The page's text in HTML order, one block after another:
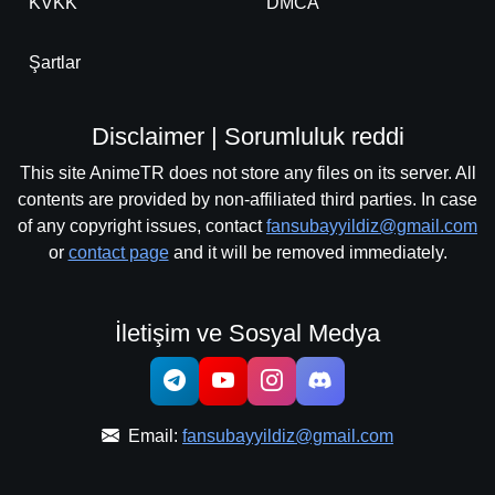
Şartlar
Disclaimer | Sorumluluk reddi
This site AnimeTR does not store any files on its server. All
contents are provided by non-affiliated third parties. In case
of any copyright issues, contactfansubayyildiz@gmail.com
or contact pageand it will be removed immediately.
İletişim ve Sosyal Medya
Email: fansubayyildiz@gmail.com